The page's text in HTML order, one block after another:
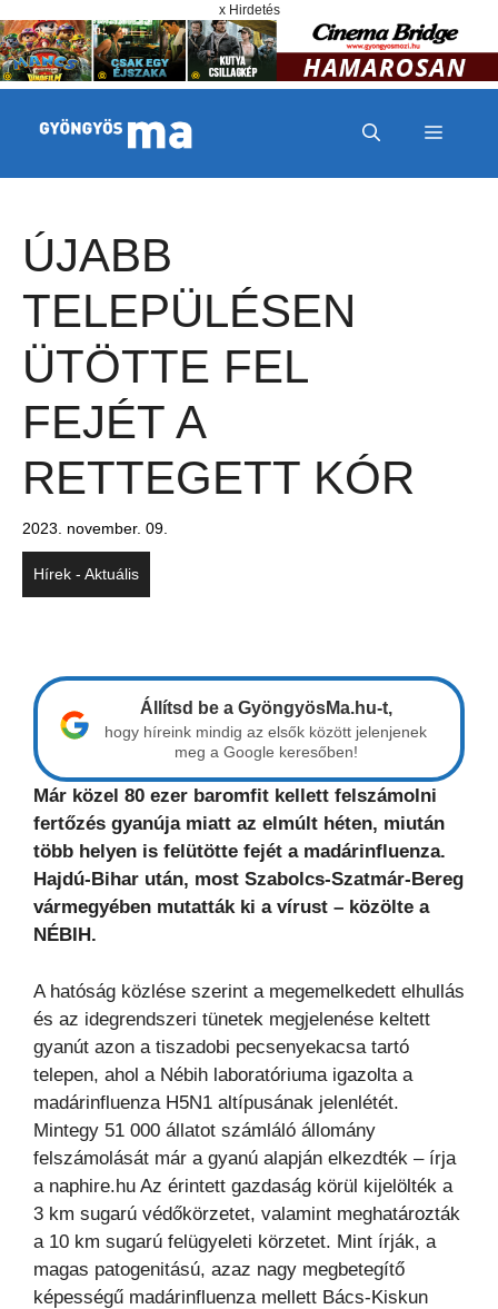
x Hirdetés
MENÜ
ÚJABB
TELEPÜLÉSEN
ÜTÖTTE FEL
FEJÉT A
RETTEGETT KÓR
2023. november. 09.
Hírek - Aktuális
Állítsd be a GyöngyösMa.hu-t,
hogy híreink mindig az elsők között jelenjenek
meg a Google keresőben!
Már közel 80 ezer baromfit kellett felszámolni
fertőzés gyanúja miatt az elmúlt héten, miután
több helyen is felütötte fejét a madárinfluenza.
Hajdú-Bihar után, most Szabolcs-Szatmár-Bereg
vármegyében mutatták ki a vírust – közölte a
NÉBIH.
A hatóság közlése szerint a megemelkedett elhullás
és az idegrendszeri tünetek megjelenése keltett
gyanút azon a tiszadobi pecsenyekacsa tartó
telepen, ahol a Nébih laboratóriuma igazolta a
madárinfluenza H5N1 altípusának jelenlétét.
Mintegy 51 000 állatot számláló állomány
felszámolását már a gyanú alapján elkezdték – írja
a naphire.hu Az érintett gazdaság körül kijelölték a
3 km sugarú védőkörzetet, valamint meghatározták
a 10 km sugarú felügyeleti körzetet. Mint írják, a
magas patogenitású, azaz nagy megbetegítő
képességű madárinfluenza mellett Bács-Kiskun